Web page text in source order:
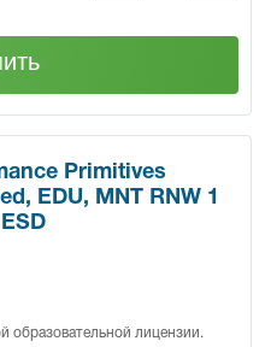
Primitives
EDU, MNT RNW 1
образовательной лицензии.